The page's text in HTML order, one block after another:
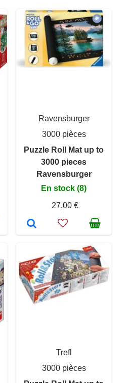
Ravensburger
3000 pièces
Puzzle Roll Mat up to
3000 pieces
Ravensburger
En stock (8)
27,00 €
Trefl
3000 pièces